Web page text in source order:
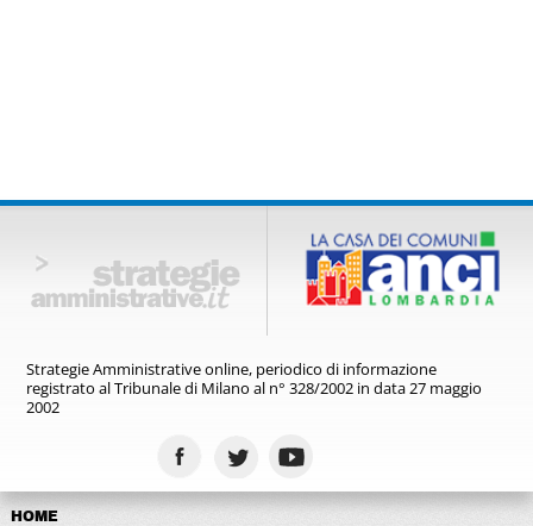
Strategie Amministrative online, periodico di informazione
registratoal Tribunale di Milano al n° 328/2002 in data 27 maggio
2002
HOME